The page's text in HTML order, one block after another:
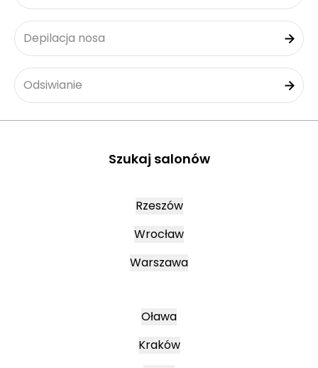
Depilacja nosa
Odsiwianie
Szukaj salonów
Rzeszów
Wrocław
Warszawa
Oława
Kraków